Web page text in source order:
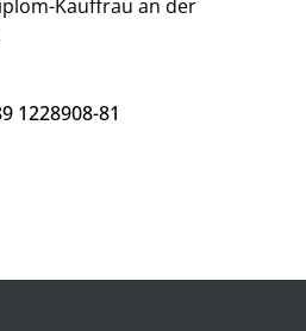
Kauffrau an der
1228908-81